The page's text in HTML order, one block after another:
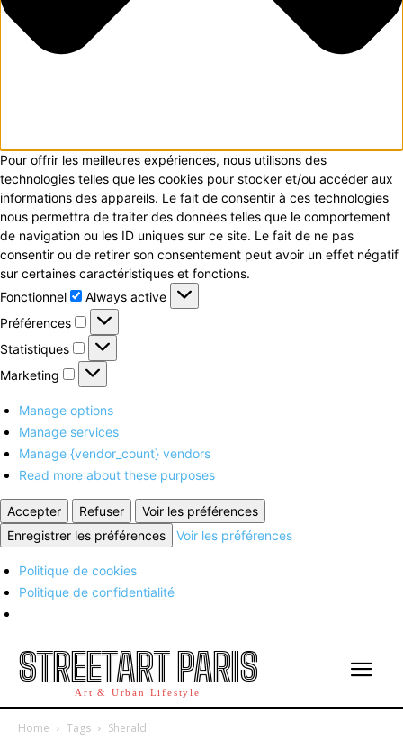
Pour offrir les meilleures expériences, nous utilisons des
technologies telles que les cookies pour stocker et/ou accéder aux
informations des appareils. Le fait de consentir à ces technologies
nous permettra de traiter des données telles que le comportement
de navigation ou les ID uniques sur ce site. Le fait de ne pas
consentir ou de retirer son consentement peut avoir un effet négatif
sur certaines caractéristiques et fonctions.
Fonctionnel
Fonctionnel
Always active
Préférences
Préférences
Statistiques
Statistiques
Marketing
Marketing
Manage options
Manage services
Manage {vendor_count} vendors
Read more about these purposes
Accepter Refuser
Voir les préférences
Enregistrer les préférences
Voir les préférences
Politique de cookies
Politique de confidentialité
STREETART PARIS
Art & Urban Lifestyle
Home Tags Sherald